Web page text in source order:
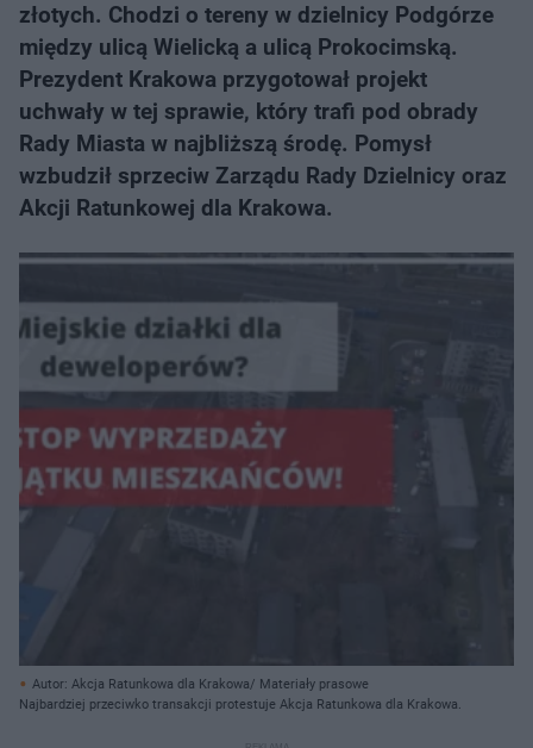
złotych. Chodzi o tereny w dzielnicy Podgórze
między ulicą Wielicką a ulicą Prokocimską.
Prezydent Krakowa przygotował projekt
uchwały w tej sprawie, który trafi pod obrady
Rady Miasta w najbliższą środę. Pomysł
wzbudził sprzeciw Zarządu Rady Dzielnicy oraz
Akcji Ratunkowej dla Krakowa.
Autor: Akcja Ratunkowa dla Krakowa/ Materiały prasowe
Najbardziej przeciwko transakcji protestuje Akcja Ratunkowa dla Krakowa.